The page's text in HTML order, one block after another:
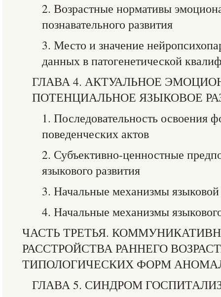
2. Возрастные нормативы
познавательного развития
3. Место и значение
данных в патогенетической
ГЛАВА 4. АКТУАЛЬНОЕ
ПОТЕНЦИАЛЬНОЕ ЯЗЫКОВОЕ
1. Последовательность освоения
поведенческих актов
2. Субъективно-ценностные
языкового развития
3. Начальные механизмы
4. Начальные механизмы
ЧАСТЬ ТРЕТЬЯ.
РАССТРОЙСТВА РАННЕГО
ТИПОЛОГИЧЕСКИХ ФОРМ
ГЛАВА 5. СИНДРОМ